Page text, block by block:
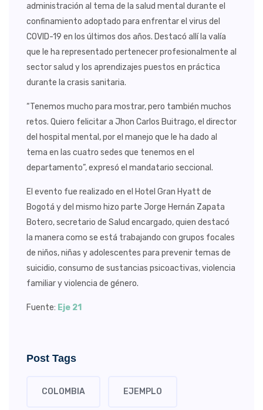
administración al tema de la salud mental durante el
confinamiento adoptado para enfrentar el virus del
COVID-19 en los últimos dos años. Destacó allí la valía
que le ha representado pertenecer profesionalmente al
sector salud y los aprendizajes puestos en práctica
durante la crasis sanitaria.
“Tenemos mucho para mostrar, pero también muchos
retos. Quiero felicitar a Jhon Carlos Buitrago, el director
del hospital mental, por el manejo que le ha dado al
tema en las cuatro sedes que tenemos en el
departamento”, expresó el mandatario seccional.
El evento fue realizado en el Hotel Gran Hyatt de
Bogotá y del mismo hizo parte Jorge Hernán Zapata
Botero, secretario de Salud encargado, quien destacó
la manera como se está trabajando con grupos focales
de niños, niñas y adolescentes para prevenir temas de
suicidio, consumo de sustancias psicoactivas, violencia
familiar y violencia de género.
Fuente: Eje 21
Post Tags
COLOMBIA EJEMPLO